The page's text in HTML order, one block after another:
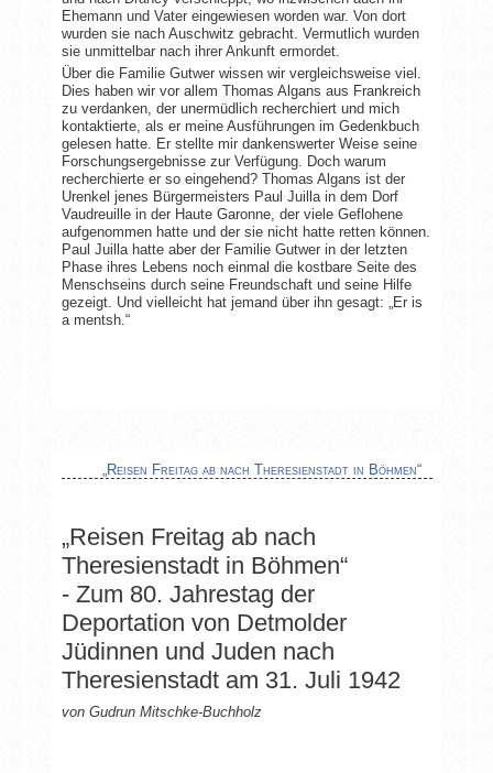
Ehemann und Vater eingewiesen worden war. Von dort
wurden sie nach Auschwitz gebracht. Vermutlich wurden
sie unmittelbar nach ihrer Ankunft ermordet.
Über die Familie Gutwer wissen wir vergleichsweise viel.
Dies haben wir vor allem Thomas Algans aus Frankreich
zu verdanken, der unermüdlich recherchiert und mich
kontaktierte, als er meine Ausführungen im Gedenkbuch
gelesen hatte. Er stellte mir dankenswerter Weise seine
Forschungsergebnisse zur Verfügung. Doch warum
recherchierte er so eingehend? Thomas Algans ist der
Urenkel jenes Bürgermeisters Paul Juilla in dem Dorf
Vaudreuille in der Haute Garonne, der viele Geflohene
aufgenommen hatte und der sie nicht hatte retten können.
Paul Juilla hatte aber der Familie Gutwer in der letzten
Phase ihres Lebens noch einmal die kostbare Seite des
Menschseins durch seine Freundschaft und seine Hilfe
gezeigt. Und vielleicht hat jemand über ihn gesagt: „Er is
a mentsh.“
„Reisen Freitag ab nach Theresienstadt in Böhmen“
„Reisen Freitag ab nach
Theresienstadt in Böhmen“
- Zum 80. Jahrestag der
Deportation von Detmolder
Jüdinnen und Juden nach
Theresienstadt am 31. Juli 1942
von Gudrun Mitschke-Buchholz